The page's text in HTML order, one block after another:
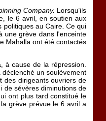
Company. Lorsqu'ils
le 6 avril, en soutien aux
politiques au Caire. Ce qui
une grève dans l'enceinte
Mahalla ont été contactés
à cause de la répression.
un soulèvement
des dirigeants ouvriers de
de sévères diminutions de
ont plus tard constitué le
grève prévue le 6 avril a